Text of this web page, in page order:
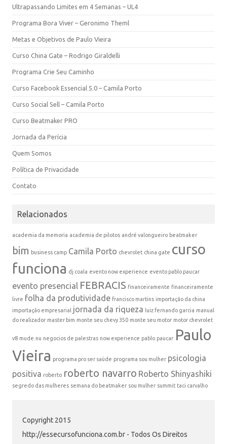
Ultrapassando Limites em 4 Semanas – UL4
Programa Bora Viver – Geronimo Theml
Metas e Objetivos de Paulo Vieira
Curso China Gate – Rodrigo Giraldelli
Programa Crie Seu Caminho
Curso Facebook Essencial 5.0 – Camila Porto
Curso Social Sell – Camila Porto
Curso Beatmaker PRO
Jornada da Perícia
Quem Somos
Política de Privacidade
Contato
Relacionados
academia da memoria academia de pilotos andré valongueiro beatmaker
bim business camp Camila Porto chevrolet china gate curso
funciona dj coala evento now experience evento pablo paucar
evento presencial FEBRACIS financeiramente financeiramente
livre folha da produtividade francisco martins importação da china
importação empresarial jornada da riqueza luiz fernando garcia manual
do realizador master bim monte seu chevy 350 monte seu motor motor chevrolet
v8 mude.nu negocios de palestras now experience pablo paucar Paulo
Vieira programa pro ser saúde programa sou mulher psicologia
positiva roberto roberto navarro Roberto Shinyashiki
segredo das mulheres semana do beatmaker sou mulher summit taci carvalho
Copyright 2015
http://essecursofunciona.com.br - Todos Os Direitos